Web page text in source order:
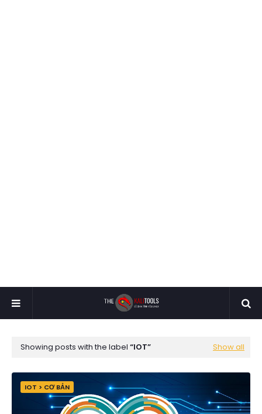
Showing posts with the label IOT Show all
IOT > CƠ BẢN